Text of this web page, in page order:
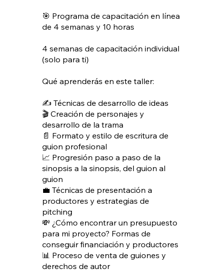
🎯 Programa de capacitación en línea
de 4 semanas y 10 horas
4 semanas de capacitación individual
(solo para ti)
Qué aprenderás en este taller:
✍️ Técnicas de desarrollo de ideas
🎬 Creación de personajes y
desarrollo de la trama
📄 Formato y estilo de escritura de
guion profesional
📈 Progresión paso a paso de la
sinopsis a la sinopsis, del guion al
guion
💼 Técnicas de presentación a
productores y estrategias de
pitching
💸 ¿Cómo encontrar un presupuesto
para mi proyecto? Formas de
conseguir financiación y productores
📊 Proceso de venta de guiones y
derechos de autor